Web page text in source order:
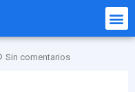
Sin comentarios